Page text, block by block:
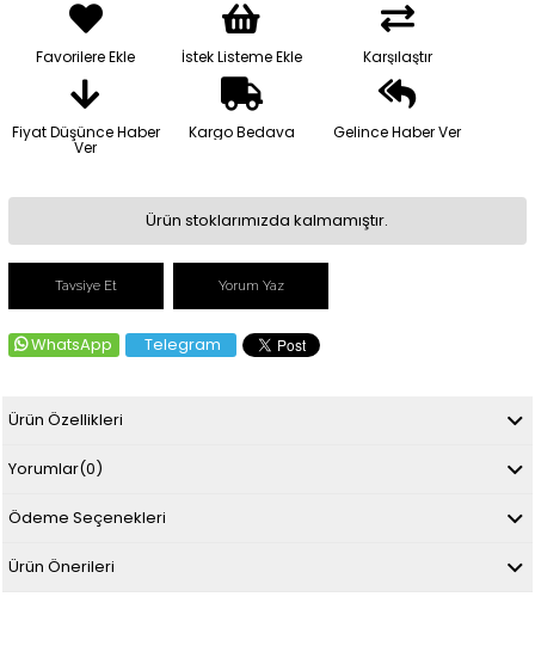
Favorilere Ekle İstek Listeme Ekle Karşılaştır
Fiyat Düşünce Haber
Ver
Kargo Bedava Gelince Haber Ver
Ürün stoklarımızda kalmamıştır.
Tavsiye Et Yorum Yaz
WhatsApp Telegram
Ürün Özellikleri
Yorumlar(0)
Ödeme Seçenekleri
Ürün Önerileri